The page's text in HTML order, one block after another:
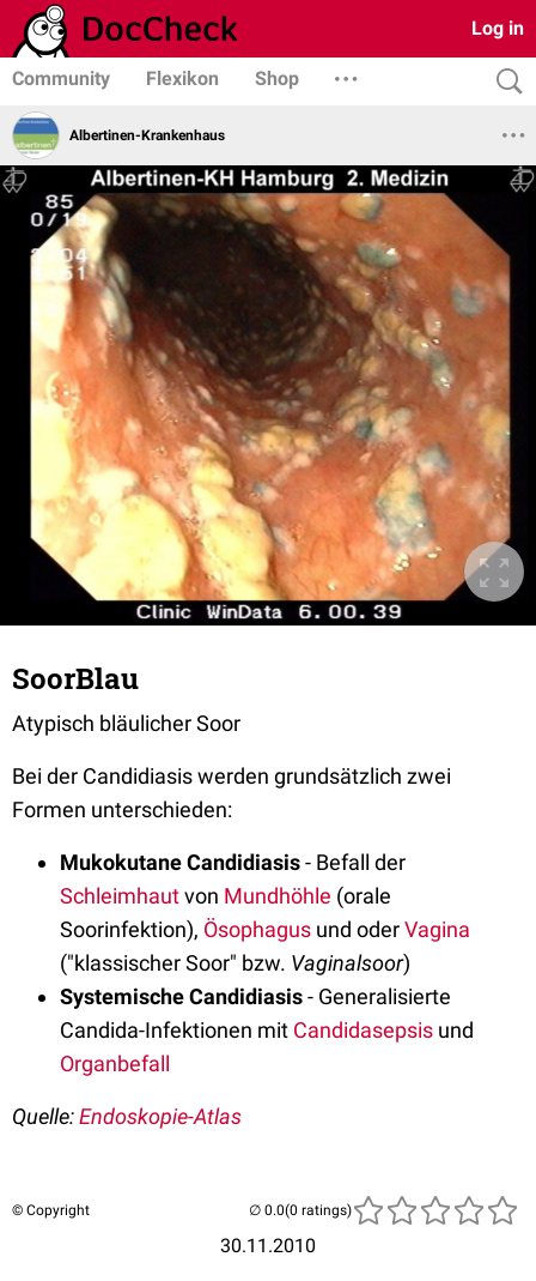
Log in
Community Flexikon Shop
Albertinen-Krankenhaus
SoorBlau
Atypisch bläulicher Soor
Bei der Candidiasis werden grundsätzlich zwei
Formen unterschieden:
Mukokutane Candidiasis- Befall der
Schleimhautvon Mundhöhle (orale
Soorinfektion), Ösophagus und oderVagina
("klassischer Soor" bzw. Vaginalsoor)
Systemische Candidiasis- Generalisierte
Candida-Infektionen mit Candidasepsis und
Organbefall
Quelle:Endoskopie-Atlas
© Copyright
30.11.2010
(0 ratings)